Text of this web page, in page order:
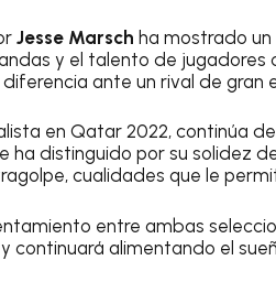
Jesse Marsch ha mostrado
y el talento de jugadores
ante un rival de gran
en Qatar 2022, continúa
ha distinguido por su solidez
cualidades que le
entre ambas
continuará alimentando el